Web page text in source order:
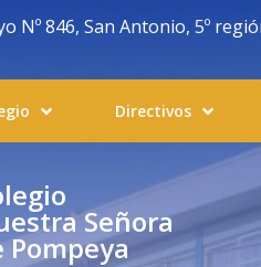
Nº 846, San Antonio, 5º
Directivos
Señora
Pompeya